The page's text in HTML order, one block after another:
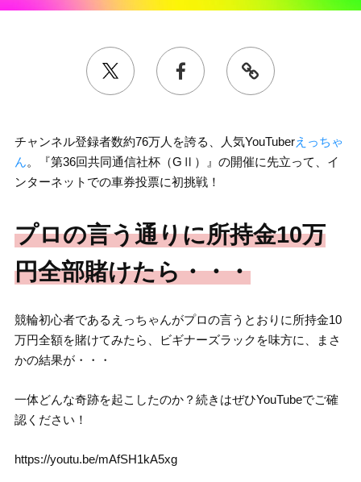
チャンネル登録者数約76万人を誇る、人気YouTuberえっちゃ
ん。『第36回共同通信社杯（GⅡ）』の開催に先立って、イ
ンターネットでの車券投票に初挑戦！
プロの言う通りに所持金10万
円全部賭けたら・・・
競輪初心者であるえっちゃんがプロの言うとおりに所持金10
万円全額を賭けてみたら、ビギナーズラックを味方に、まさ
かの結果が・・・
一体どんな奇跡を起こしたのか？続きはぜひYouTubeでご確
認ください！
https://youtu.be/mAfSH1kA5xg